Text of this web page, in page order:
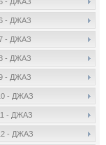
- ДЖАЗ
- ДЖАЗ
- ДЖАЗ
- ДЖАЗ
- ДЖАЗ
- ДЖАЗ
- ДЖАЗ